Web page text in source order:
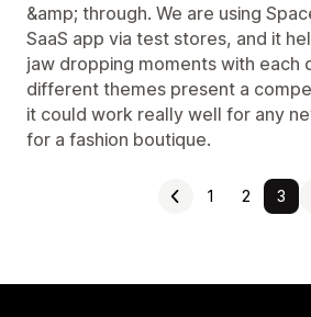
&amp; through. We are using
SaaS app via test stores, and it
jaw dropping moments with each
different themes present a
it could work really well for any
for a fashion boutique.
1 2 3